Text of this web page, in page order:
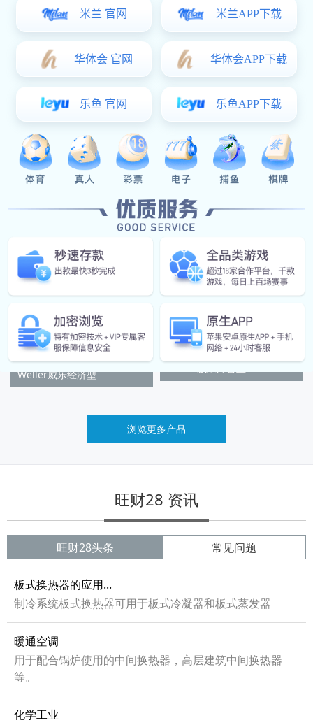
进口稳压阀 流量控制阀
Weller威乐WSD81i
Weller威乐经济型
浏览更多产品
旺财28 资讯
旺财28头条 常见问题
板式换热器的应用...
制冷系统板式换热器可用于板式冷凝器和板式蒸发器
暖通空调
用于配合锅炉使用的中间换热器，高层建筑中间换热器
等。
化学工业